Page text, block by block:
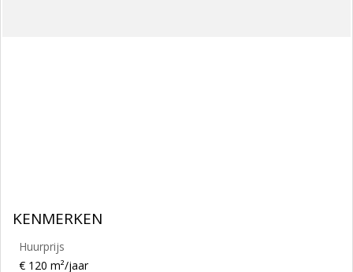
KENMERKEN
Huurprijs
€ 120 m²/jaar